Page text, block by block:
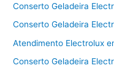
Conserto Geladeira
Conserto Geladeira
Atendimento Electrolux
Conserto Geladeira